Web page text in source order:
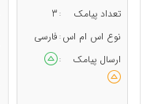
تعداد پیامک :
3
نوع اس ام اس : فارسی
ارسال پیامک
: